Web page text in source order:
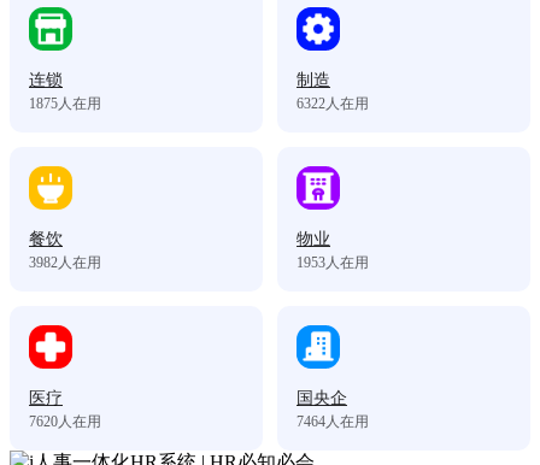
连锁
1875 人在用
制造
6322 人在用
餐饮
3982 人在用
物业
1953 人在用
医疗
7620 人在用
国央企
7464 人在用